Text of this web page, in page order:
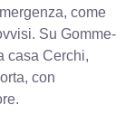
come
Su Gomme-
casa Cerchi,
con